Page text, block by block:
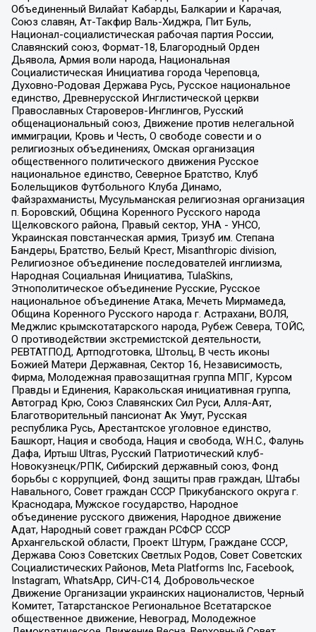
Объединенный Вилайат Кабарды, Балкарии и Карачая,
Союз славян, Ат-Такфир Валь-Хиджра, Пит Буль,
Национал-социалистическая рабочая партия России,
Славянский союз, Формат-18, Благородный Орден
Дьявола, Армия воли народа, Национальная
Социалистическая Инициатива города Череповца,
Духовно-Родовая Держава Русь, Русское национальное
единство, Древнерусской Инглистической церкви
Православных Староверов-Инглингов, Русский
общенациональный союз, Движение против нелегальной
иммиграции, Кровь и Честь, О свободе совести и о
религиозных объединениях, Омская организация
общественного политического движения Русское
национальное единство, Северное Братство, Клуб
Болельщиков Футбольного Клуба Динамо,
Файзрахманисты, Мусульманская религиозная организация
п. Боровский, Община Коренного Русского народа
Щелковского района, Правый сектор, УНА - УНСО,
Украинская повстанческая армия, Тризуб им. Степана
Бандеры, Братство, Белый Крест, Misanthropic division,
Религиозное объединение последователей инглиизма,
Народная Социальная Инициатива, TulaSkins,
Этнополитическое объединение Русские, Русское
национальное объединение Атака, Мечеть Мирмамеда,
Община Коренного Русского народа г. Астрахани, ВОЛЯ,
Меджлис крымскотатарского народа, Рубеж Севера, ТОЙС,
О противодействии экстремистской деятельности,
РЕВТАТПОД, Артподготовка, Штольц, В честь иконы
Божией Матери Державная, Сектор 16, Независимость,
Фирма, Молодежная правозащитная группа МПГ, Курсом
Правды и Единения, Каракольская инициативная группа,
Автоград Крю, Союз Славянских Сил Руси, Алля-Аят,
Благотворительный пансионат Ак Умут, Русская
республика Русь, Арестантское уголовное единство,
Башкорт, Нация и свобода, Нация и свобода, W.H.С., Фалунь
Дафа, Иртыш Ultras, Русский Патриотический клуб-
Новокузнецк/РПК, Сибирский державный союз, Фонд
борьбы с коррупцией, Фонд защиты прав граждан, Штабы
Навального, Совет граждан СССР Прикубанского округа г.
Краснодара, Мужское государство, Народное
объединение русского движения, Народное движение
Адат, Народный совет граждан РСФСР СССР
Архангельской области, Проект Штурм, Граждане СССР,
Держава Союз Советских Светлых Родов, Совет Советских
Социалистических Районов, Meta Platforms Inc, Facebook,
Instagram, WhatsApp, СИЧ-С14, Добровольческое
Движение Организации украинских националистов, Черный
Комитет, Татарстанское Региональное Всетатарское
общественное движение, Невоград, Молодежное